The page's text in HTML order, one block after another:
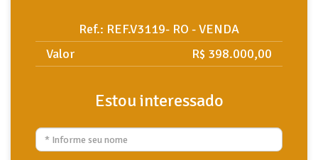
Ref.: REF.V3119- RO - VENDA
Valor
R$ 398.000,00
Estou interessado